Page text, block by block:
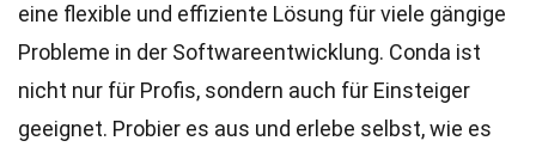
eine flexible und effiziente Lösung für viele gängige
Probleme in der Softwareentwicklung. Conda ist
nicht nur für Profis, sondern auch für Einsteiger
geeignet. Probier es aus und erlebe selbst, wie es